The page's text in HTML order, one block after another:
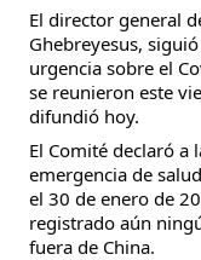
El director general
Ghebreyesus,
urgencia sobre el
se reunieron este
difundió hoy.
El Comité declaró a
emergencia de
el 30 de enero de
registrado aún
fuera de China.